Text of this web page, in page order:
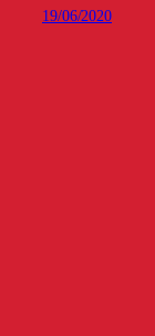
19/06/2020